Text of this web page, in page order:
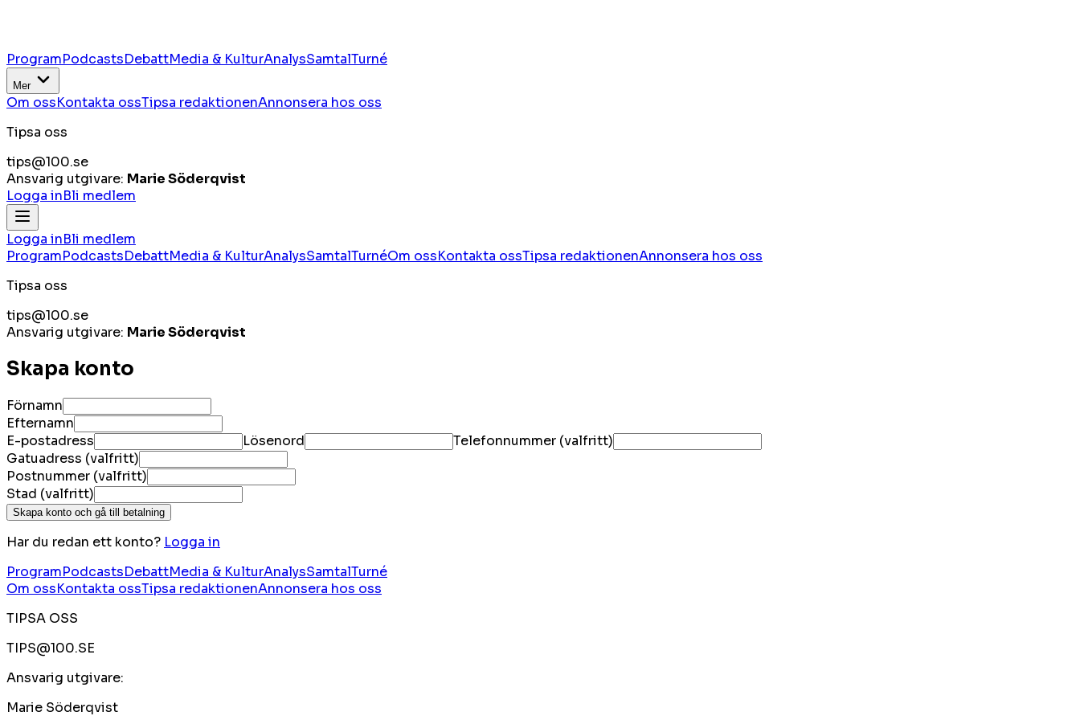
ProgramPodcastsDebattMedia & KulturAnalysSamtalTurné
Mer
Om ossKontakta ossTipsa redaktionenAnnonsera hos oss
Tipsa oss
tips@100.se
Ansvarig utgivare: Marie Söderqvist
Logga inBli medlem
Logga inBli medlem
ProgramPodcastsDebattMedia & KulturAnalysSamtalTurnéOm ossKontakta ossTipsa redaktionenAnnonsera hos oss
Tipsa oss
tips@100.se
Ansvarig utgivare: Marie Söderqvist
Skapa konto
Förnamn
Efternamn
E-postadress
Lösenord
Telefonnummer (valfritt)
Gatuadress (valfritt)
Postnummer (valfritt)
Stad (valfritt)
Skapa konto och gå till betalning
Har du redan ett konto? Logga in
ProgramPodcastsDebattMedia & KulturAnalysSamtalTurné
Om ossKontakta ossTipsa redaktionenAnnonsera hos oss
TIPSA OSS
TIPS@100.SE
Ansvarig utgivare:
Marie Söderqvist